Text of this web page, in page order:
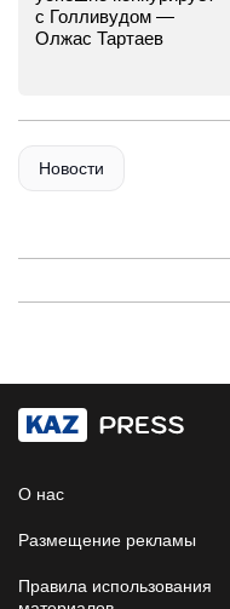
с Голливудом —
Олжас Тартаев
Новости
О нас
Размещение рекламы
Правила использования